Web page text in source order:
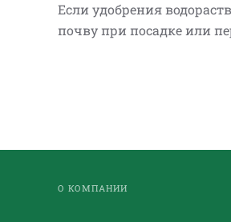
Если удобрения
почву при посадке или
О КОМПАНИИ